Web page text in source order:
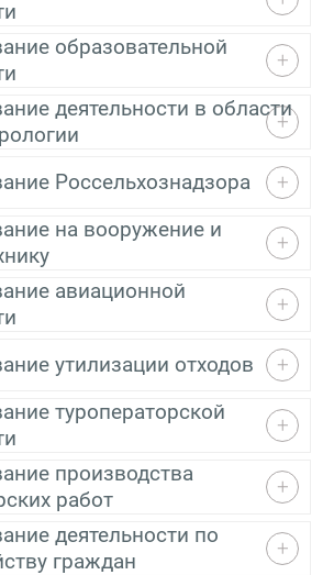
образовательной
деятельности в области
Россельхознадзора
на вооружение и
авиационной
утилизации отходов
туроператорской
производства
работ
деятельности по
граждан